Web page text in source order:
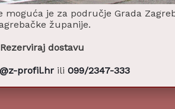
moguća je za područje Grada
županije.
Rezerviraj dostavu
profil.hr ili099/2347-333